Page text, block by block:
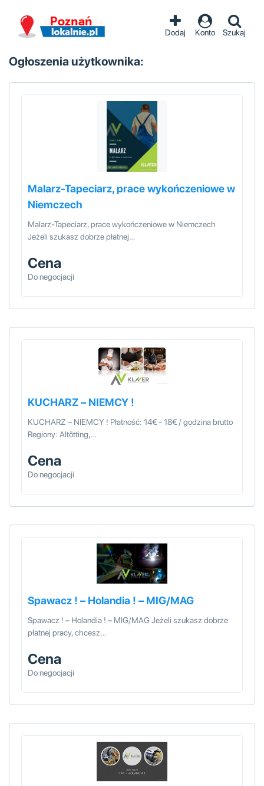
Dodaj Konto Szukaj
Ogłoszenia użytkownika:
Malarz-Tapeciarz, prace wykończeniowe w
Niemczech
Malarz-Tapeciarz, prace wykończeniowe w Niemczech
Jeżeli szukasz dobrze płatnej…
Cena
Do negocjacji
KUCHARZ – NIEMCY !
KUCHARZ – NIEMCY ! Płatność: 14€ - 18€ / godzina brutto
Regiony: Altötting,…
Cena
Do negocjacji
Spawacz ! – Holandia ! – MIG/MAG
Spawacz ! – Holandia ! – MIG/MAG Jeżeli szukasz dobrze
płatnej pracy, chcesz…
Cena
Do negocjacji